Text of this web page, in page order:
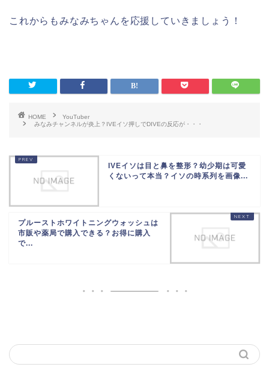
これからもみなみちゃんを応援していきましょう！
HOME
YouTuber
みなみチャンネルが炎上？IVEイソ押しでDIVEの反応が・・・
IVEイソは目と鼻を整形？幼少期は可愛
くないって本当？イソの時系列を画像...
プルーストホワイトニングウォッシュは
市販や薬局で購入できる？お得に購入
で...